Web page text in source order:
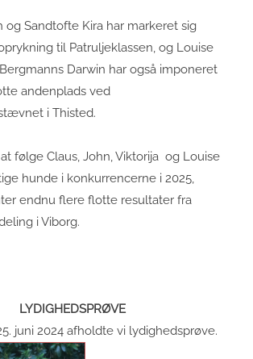
og Sandtofte Kira har markeret sig
til Patruljeklassen, og Louise
Darwin har også imponeret
andenplads ved
i Thisted.
følge Claus, John, Viktorija og Louise
hunde i konkurrencerne i 2025,
endnu flere flotte resultater fra
i Viborg.
LYDIGHEDSPRØVE
juni 2024 afholdte vi lydighedsprøve.